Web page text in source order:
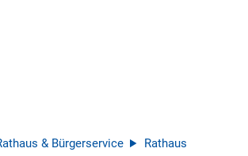
& Bürgerservice
Rathaus